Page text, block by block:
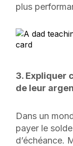
plus
3. Expliquer
de leur
Dans un
payer le
d’échéance.